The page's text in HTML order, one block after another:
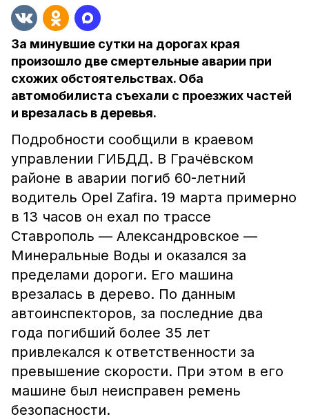
За минувшие сутки на дорогах края
произошло две смертельные аварии при
схожих обстоятельствах. Оба
автомобилиста съехали с проезжих частей
и врезалась в деревья.
Подробности сообщили в краевом
управлении ГИБДД. В Грачёвском
районе в аварии погиб 60-летний
водитель Opel Zafira. 19 марта примерно
в 13 часов он ехал по трассе
Ставрополь — Александровское —
Минеральные Воды и оказался за
пределами дороги. Его машина
врезалась в дерево. По данным
автоинспекторов, за последние два
года погибший более 35 лет
привлекался к ответственности за
превышение скорости. При этом в его
машине был неисправен ремень
безопасности.